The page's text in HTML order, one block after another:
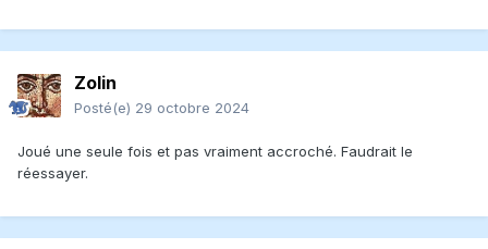
Zolin
Posté(e) 29 octobre 2024
Joué une seule fois et pas vraiment accroché. Faudrait le
réessayer.